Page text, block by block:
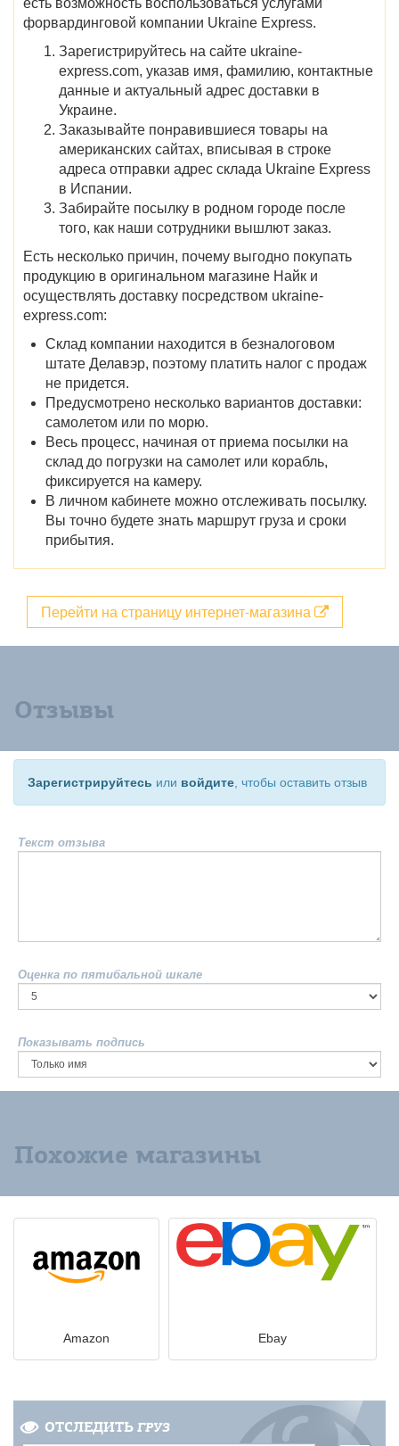
есть возможность воспользоваться услугами
форвардинговой компании Ukraine Express.
Зарегистрируйтесь на сайте ukraine-
express.com, указав имя, фамилию, контактные
данные и актуальный адрес доставки в
Украине.
Заказывайте понравившиеся товары на
американских сайтах, вписывая в строке
адреса отправки адрес склада Ukraine Express
в Испании.
Забирайте посылку в родном городе после
того, как наши сотрудники вышлют заказ.
Есть несколько причин, почему выгодно покупать
продукцию в оригинальном магазине Найк и
осуществлять доставку посредством ukraine-
express.com:
Склад компании находится в безналоговом
штате Делавэр, поэтому платить налог с продаж
не придется.
Предусмотрено несколько вариантов доставки:
самолетом или по морю.
Весь процесс, начиная от приема посылки на
склад до погрузки на самолет или корабль,
фиксируется на камеру.
В личном кабинете можно отслеживать посылку.
Вы точно будете знать маршрут груза и сроки
прибытия.
Перейти на страницу интернет-магазина
Отзывы
Зарегистрируйтесь или войдите , чтобы оставить отзыв
Текст отзыва
Оценка по пятибальной шкале
Показывать подпись
Похожие магазины
Amazon Ebay
ОТСЛЕДИТЬ ГРУЗ